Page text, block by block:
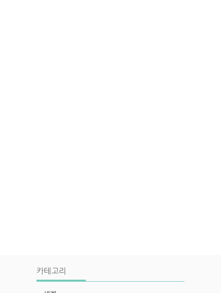
카테고리